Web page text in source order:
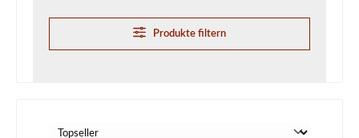
Produkte filtern